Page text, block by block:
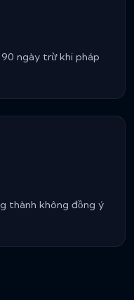
ngày trừ khi pháp
thành không đồng ý